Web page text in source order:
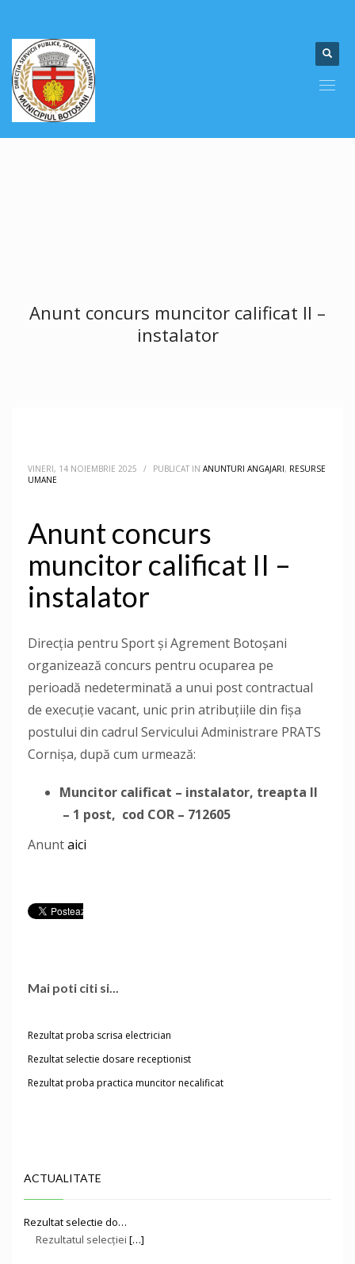
Anunt concurs muncitor calificat II –
instalator
VINERI, 14 NOIEMBRIE 2025 / PUBLICAT IN ANUNTURI ANGAJARI, RESURSE
UMANE
Anunt concurs
muncitor calificat II –
instalator
Direcţia pentru Sport și Agrement Botoşani
organizează concurs pentru ocuparea pe
perioadă nedeterminată a unui post contractual
de execuție vacant, unic prin atribuțiile din fișa
postului din cadrul Servicului Administrare PRATS
Cornișa, după cum urmează:
Muncitor calificat – instalator, treapta II
– 1 post, cod COR – 712605
Anuntaici
Mai poti citi si...
Rezultat proba scrisa electrician
Rezultat selectie dosare receptionist
Rezultat proba practica muncitor necalificat
ACTUALITATE
Rezultat selectie do…
Rezultatul selecției […]